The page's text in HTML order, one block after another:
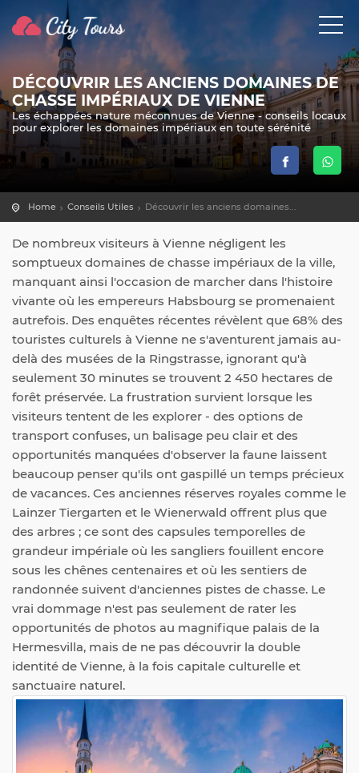
DÉCOUVRIR LES ANCIENS DOMAINES DE
CHASSE IMPÉRIAUX DE VIENNE
Les échappées nature méconnues de Vienne - conseils locaux
pour explorer les domaines impériaux en toute sérénité
Home Conseils Utiles Découvrir les anciens domaines...
De nombreux visiteurs à Vienne négligent les
somptueux domaines de chasse impériaux de la ville,
manquant ainsi l'occasion de marcher dans l'histoire
vivante où les empereurs Habsbourg se promenaient
autrefois. Des enquêtes récentes révèlent que 68% des
touristes culturels à Vienne ne s'aventurent jamais au-
delà des musées de la Ringstrasse, ignorant qu'à
seulement 30 minutes se trouvent 2 450 hectares de
forêt préservée. La frustration survient lorsque les
visiteurs tentent de les explorer - des options de
transport confuses, un balisage peu clair et des
opportunités manquées d'observer la faune laissent
beaucoup penser qu'ils ont gaspillé un temps précieux
de vacances. Ces anciennes réserves royales comme le
Lainzer Tiergarten et le Wienerwald offrent plus que
des arbres ; ce sont des capsules temporelles de
grandeur impériale où les sangliers fouillent encore
sous les chênes centenaires et où les sentiers de
randonnée suivent d'anciennes pistes de chasse. Le
vrai dommage n'est pas seulement de rater les
opportunités de photos au magnifique palais de la
Hermesvilla, mais de ne pas découvrir la double
identité de Vienne, à la fois capitale culturelle et
sanctuaire naturel.